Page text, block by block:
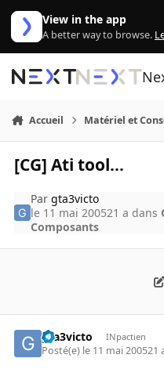
Aller au contenu
View in the app
A better way to browse.
Accueil Matériel et
[CG] Ati tool...
Pargta3victo
le 11 mai 200521 a dans
Composants
gta3victo INpactien
Posté(e) le 11 mai 200521